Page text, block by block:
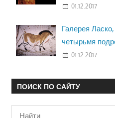
01.12.2017
Галерея
четырьмя
01.12.2017
ПОИСК ПО САЙТУ